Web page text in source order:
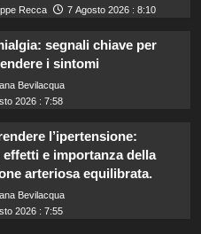
Recca 7 Agosto 2026 : 8:10
segnali chiave per
i sintomi
Bevilacqua
2026 : 7:58
l’ipertensione:
effetti e importanza della
arteriosa equilibrata.
Bevilacqua
2026 : 7:55